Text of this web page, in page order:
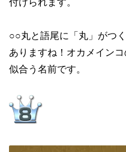
付けられます。
○○丸と語尾に「丸」がつ
ありますね！オカメイン
似合う名前です。